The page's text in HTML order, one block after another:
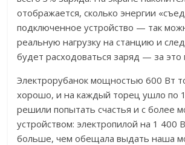
отображается, сколько энергии
подключенное устройство — так
реальную нагрузку на станцию и
будет расходоваться заряд — за это
Электрорубанок мощностью 600 Вт
хорошо, и на каждый торец ушло по
решили попытать счастья и с более
устройством: электропилой на 1 400
больше, чем обещала выдать наша